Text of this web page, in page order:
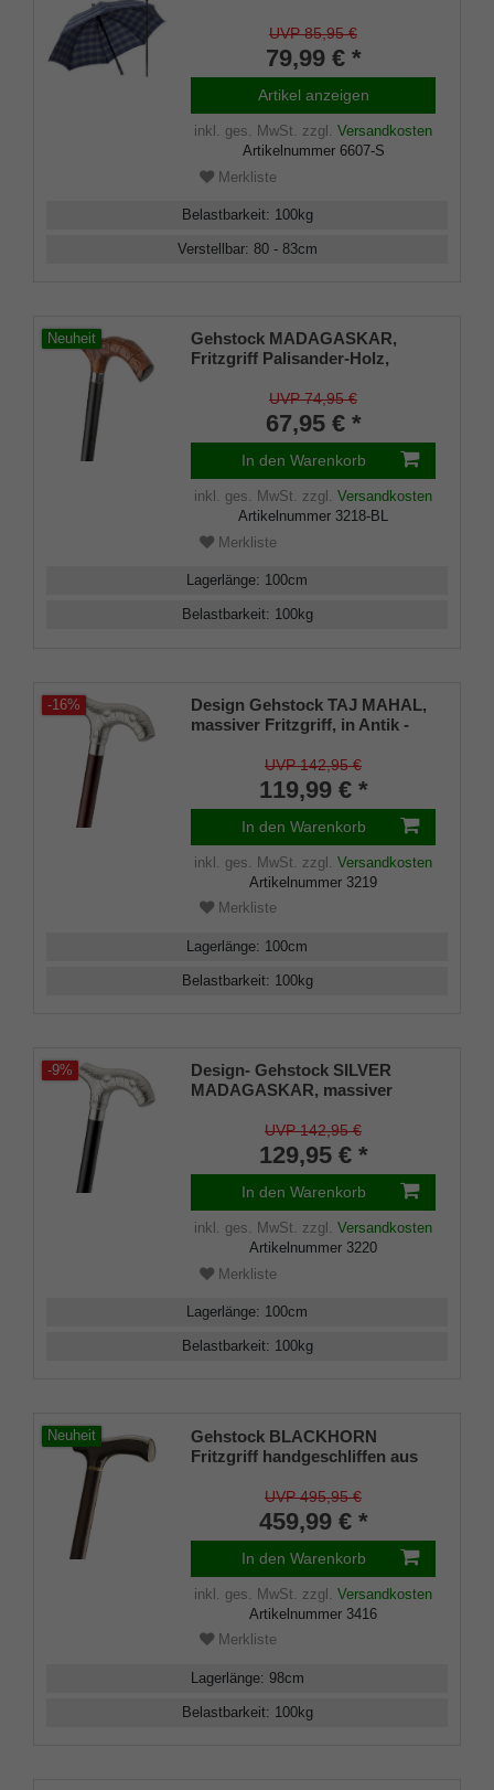
höhenverstellbar, Fritzgriff,
Schirmhülle, Klettverschluss,
Gummipuffer Damen und
UVP 85,95 €
79,99 € *
Artikel anzeigen
inkl. ges. MwSt. zzgl. Versandkosten
Artikelnummer 6607-S
Merkliste
Belastbarkeit: 100kg
Verstellbar: 80 - 83cm
Neuheit
Gehstock MADAGASKAR,
Fritzgriff Palisander-Holz,
Wasserbüffel-Horn, Stock
Hartholz schwarz lackiert,
Chromring und Gummipuffer
UVP 74,95 €
67,95 € *
In den Warenkorb
inkl. ges. MwSt. zzgl. Versandkosten
Artikelnummer 3218-BL
Merkliste
Lagerlänge: 100cm
Belastbarkeit: 100kg
-16%
Design Gehstock TAJ MAHAL,
massiver Fritzgriff, in Antik -
stabiles Hartholz
mahagonifarben, inkl.
Gummipuffer
UVP 142,95 €
119,99 € *
In den Warenkorb
inkl. ges. MwSt. zzgl. Versandkosten
Artikelnummer 3219
Merkliste
Lagerlänge: 100cm
Belastbarkeit: 100kg
-9%
Design- Gehstock SILVER
MADAGASKAR, massiver
Hartholz seidenmatt schwarz
lackiert inkl. Gummipuffer, 100
UVP 142,95 €
129,95 € *
In den Warenkorb
inkl. ges. MwSt. zzgl. Versandkosten
Artikelnummer 3220
Merkliste
Lagerlänge: 100cm
Belastbarkeit: 100kg
Neuheit
Gehstock BLACKHORN
Fritzgriff handgeschliffen aus
auf edlem Ebenholz, Horn-
Design-Ring, inkl. Gummipuffer
UVP 495,95 €
459,99 € *
In den Warenkorb
inkl. ges. MwSt. zzgl. Versandkosten
Artikelnummer 3416
Merkliste
Lagerlänge: 98cm
Belastbarkeit: 100kg